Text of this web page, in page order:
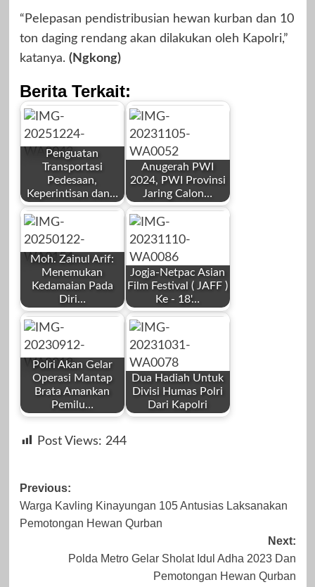
“Pelepasan pendistribusian hewan kurban dan 10
ton daging rendang akan dilakukan oleh Kapolri,”
katanya. (Ngkong)
Berita Terkait:
Penguatan
Transportasi
Pedesaan,
Keperintisan dan…
by
Redaksi
Desember 24,
2025
Anugerah PWI
2024, PWI Provinsi
Jaring Calon…
by
Redaksi
November 6,
2023
Moh. Zainul Arif:
Menemukan
Kedamaian Pada
Diri…
by
Redaksi
Januari 22, 2025
Jogja-Netpac Asian
Film Festival ( JAFF )
Ke - 18'…
by
Redaksi
Polri Akan Gelar
Operasi Mantap
Brata Amankan
Pemilu…
Redaksi
Dua Hadiah Untuk
Divisi Humas Polri
Dari Kapolri
Redaksi
2023
Post Views: 244
Post
navigation
Previous:
Warga Kavling Kinayungan 105 Antusias Laksanakan
Pemotongan Hewan Qurban
Next:
Polda Metro Gelar Sholat Idul Adha 2023 Dan
Pemotongan Hewan Qurban